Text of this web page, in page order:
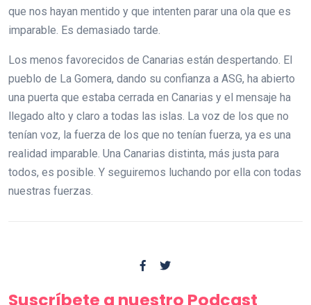
que nos hayan mentido y que intenten parar una ola que es
imparable. Es demasiado tarde.
Los menos favorecidos de Canarias están despertando. El
pueblo de La Gomera, dando su confianza a ASG, ha abierto
una puerta que estaba cerrada en Canarias y el mensaje ha
llegado alto y claro a todas las islas. La voz de los que no
tenían voz, la fuerza de los que no tenían fuerza, ya es una
realidad imparable. Una Canarias distinta, más justa para
todos, es posible. Y seguiremos luchando por ella con todas
nuestras fuerzas.
Suscríbete a nuestro Podcast